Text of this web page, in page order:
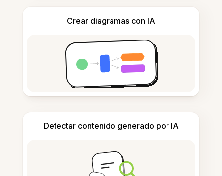
Crear diagramas con IA
Detectar contenido generado por IA